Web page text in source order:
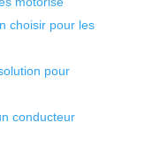
choisir pour les
pour
conducteur